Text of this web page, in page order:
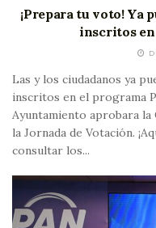
¡Prepara tu voto! Ya
inscritos en
Las y los ciudadanos ya
inscritos en el programa
Ayuntamiento aprobara
la Jornada de Votación.
consultar los...